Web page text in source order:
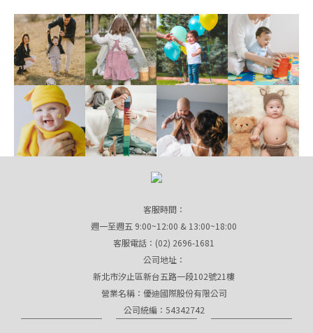
客服時間：
週一至週五 9:00~12:00 & 13:00~18:00
客服電話：(02) 2696-1681
公司地址：
新北市汐止區新台五路一段102號21樓
營業名稱：優迪國際股份有限公司
公司統編：54342742